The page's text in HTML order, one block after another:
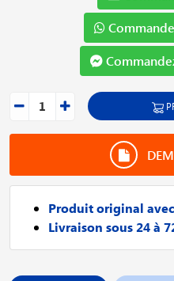
Produit original
Livraison sous 24 à